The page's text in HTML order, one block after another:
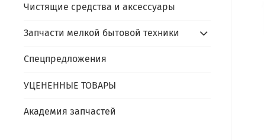
Чистящие средства и аксессуары
Запчасти мелкой бытовой техники
Спецпредложения
УЦЕНЕННЫЕ ТОВАРЫ
Академия запчастей